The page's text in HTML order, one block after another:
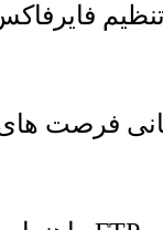
تنظیم
فرصت